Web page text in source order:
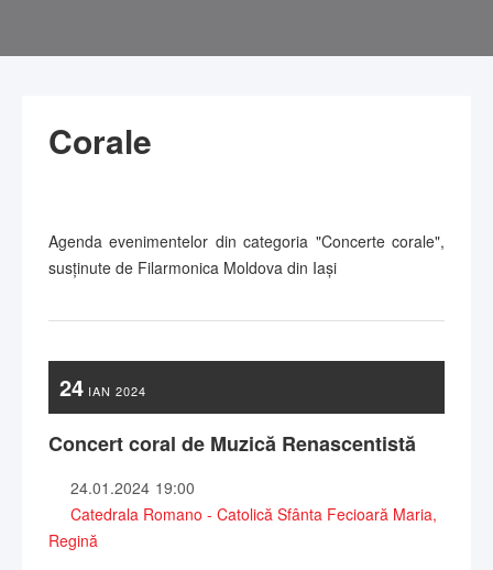
Corale
Agenda evenimentelor din categoria "Concerte corale",
susținute de Filarmonica Moldova din Iași
24 IAN 2024
Concert coral de Muzică Renascentistă
24.01.2024 19:00
Catedrala Romano - Catolică Sfânta Fecioară Maria,
Regină